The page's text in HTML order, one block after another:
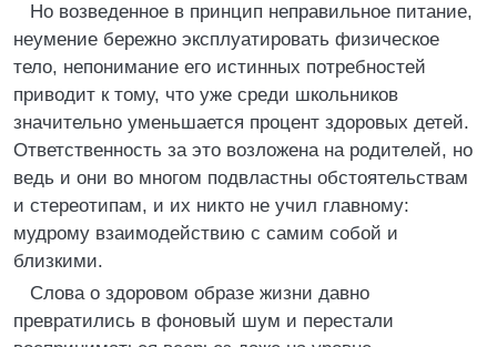
Но возведенное в принцип неправильное питание,
неумение бережно эксплуатировать физическое
тело, непонимание его истинных потребностей
приводит к тому, что уже среди школьников
значительно уменьшается процент здоровых детей.
Ответственность за это возложена на родителей, но
ведь и они во многом подвластны обстоятельствам
и стереотипам, и их никто не учил главному:
мудрому взаимодействию с самим собой и
близкими.
Слова о здоровом образе жизни давно
превратились в фоновый шум и перестали